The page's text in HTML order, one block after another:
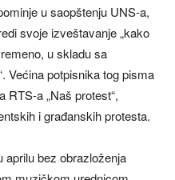
u saopštenju UNS-a,
svoje izveštavanje „kako
u skladu sa
Većina potpisnika tog pisma
RTS-a „Naš protest“,
i građanskih protesta.
aprilu bez obrazloženja